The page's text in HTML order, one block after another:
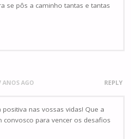
se pôs a caminho tantas e tantas
ANOS AGO REPLY
nas vossas vidas! Que a
convosco para vencer os desafios